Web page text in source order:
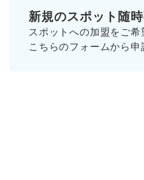
新規のスポット随時
スポットへの加盟をご希
こちらのフォームから